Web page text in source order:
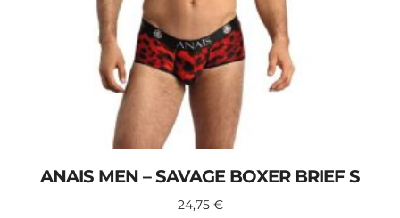
ANAIS MEN – SAVAGE BOXER BRIEF S
24,75 €